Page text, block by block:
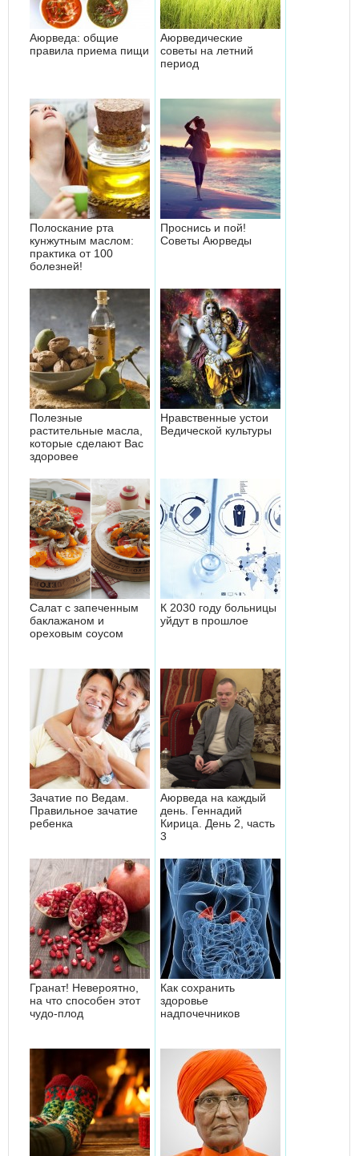
Аюрведа: общие
правила приема пищи
Аюрведические
советы на летний
период
Полоскание рта
кунжутным маслом:
практика от 100
болезней!
Проснись и пой!
Советы Аюрведы
Полезные
растительные масла,
которые сделают Вас
здоровее
Нравственные устои
Ведической культуры
Салат с запеченным
баклажаном и
ореховым соусом
К 2030 году больницы
уйдут в прошлое
Зачатие по Ведам.
Правильное зачатие
ребенка
Аюрведа на каждый
день. Геннадий
Кирица. День 2, часть
3
Гранат! Невероятно,
на что способен этот
чудо-плод
Как сохранить
здоровье
надпочечников